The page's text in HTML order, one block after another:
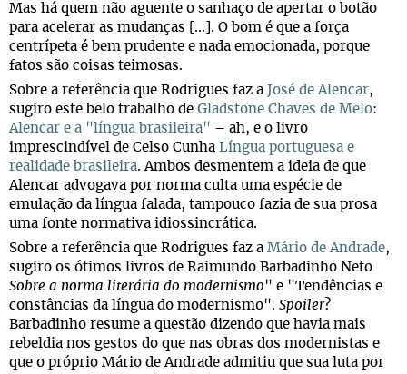
Mas há quem não aguente o sanhaço de apertar o botão
para acelerar as mudanças [...]. O bom é que a força
centrípeta é bem prudente e nada emocionada, porque
fatos são coisas teimosas.
Sobre a referência que Rodrigues faz a José de Alencar,
sugiro este belo trabalho de Gladstone Chaves de Melo:
Alencar e a "língua brasileira" – ah, e o livro
imprescindível de Celso Cunha Língua portuguesa e
realidade brasileira. Ambos desmentem a ideia de que
Alencar advogava por norma culta uma espécie de
emulação da língua falada, tampouco fazia de sua prosa
uma fonte normativa idiossincrática.
Sobre a referência que Rodrigues faz a Mário de Andrade,
sugiro os ótimos livros de Raimundo Barbadinho Neto
Sobre a norma literária do modernismo " e "Tendências e
constâncias da língua do modernismo". Spoiler?
Barbadinho resume a questão dizendo que havia mais
rebeldia nos gestos do que nas obras dos modernistas e
que o próprio Mário de Andrade admitiu que sua luta por